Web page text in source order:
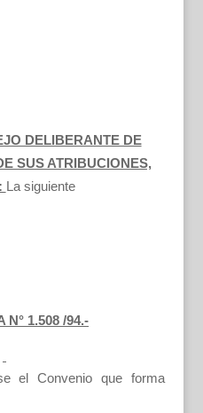
DELIBERANTE DE
SUS ATRIBUCIONES,
La siguiente
N° 1.508 /94.-
el Convenio que forma